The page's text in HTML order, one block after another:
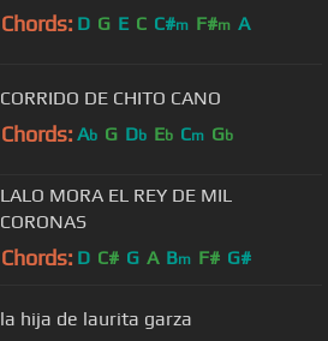
Chords: D G E C C#m F#m A
CORRIDO DE CHITO CANO
Chords: Ab G Db Eb Cm Gb
LALO MORA EL REY DE MIL
CORONAS
Chords: D C# G A Bm F# G#
la hija de laurita garza